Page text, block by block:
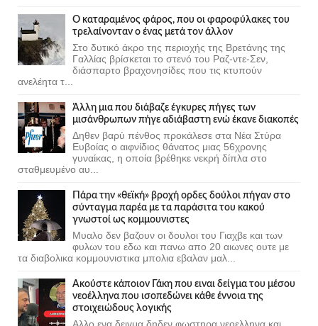
Ο καταραμένος φάρος, που οι φαροφύλακες του
τρελαίνονταν ο ένας μετά τον άλλον
Στο δυτικό άκρο της περιοχής της Βρετάνης της
Γαλλίας βρίσκεται το στενό του Ραζ-ντε-Σεν,
διάσπαρτο βραχονησίδες που τις κτυπούν
ανελέητα τ...
Άλλη μια που διάβαζε έγκυρες πήγες των
μισάνθρωπων πήγε αδιάβαστη ενώ έκανε διακοπές
Δηθεν βαρύ πένθος προκάλεσε στα Νέα Στύρα
Ευβοίας ο αιφνίδιος θάνατος μιας 56χρονης
γυναίκας, η οποία βρέθηκε νεκρή δίπλα στο
σταθμευμένο αυ...
Πάρα την «θεϊκή» βροχή ορδες δούλοι πήγαν στο
σύνταγμα παρέα με τα παράσιτα του κακού
γνωστοί ως κομμουνιστες
Μυαλο δεν βαζουν οι δουλοι του Γιαχβε και των
φυλων του εδω και πανω απο 20 αιωνες ουτε με
τα διαβολικα κομμουνιστικα μπολια εβαλαν μαλ...
Ακούστε κάποιον Γάκη που ειναι δείγμα του μέσου
νεοέλληνα που ισοπεδώνει κάθε έννοια της
στοιχειώδους λογικής
Αλλο ενα δειγμα δηδεν φωστηρα νεοελληνα και